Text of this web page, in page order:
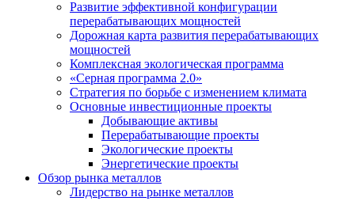
Развитие эффективной конфигурации
перерабатывающих мощностей
Дорожная карта развития перерабатывающих
мощностей
Комплексная экологическая программа
«Серная программа 2.0»
Стратегия по борьбе с изменением климата
Основные инвестиционные проекты
Добывающие активы
Перерабатывающие проекты
Экологические проекты
Энергетические проекты
Обзор рынка металлов
Лидерство на рынке металлов